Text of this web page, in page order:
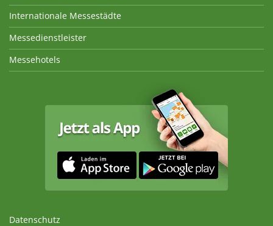
Internationale Messestädte
Messedienstleister
Messehotels
Datenschutz